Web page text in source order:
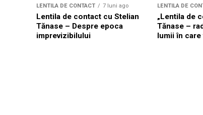
LENTILA DE CONTACT 7 luni ago
Lentila de contact cu Stelian
Tănase – Despre epoca
imprevizibilului
LENTILA DE
„Lentila de
Tănase –
lumii în care